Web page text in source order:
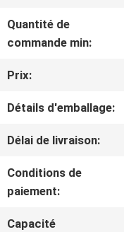
VISITE
CONTRÔLE
DE
LA
QUALITÉ
Quantité de
commande min:
Prix:
Détails d'emballage:
Délai de livraison:
Conditions de
paiement:
Capacité